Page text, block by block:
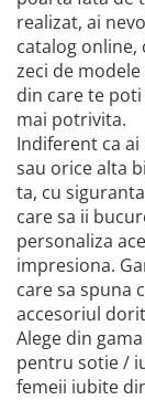
realizat, ai
catalog online,
zeci de
din care te
mai potrivita.
Indiferent ca
sau orice alta
ta, cu
care sa ii
personaliza
impresiona.
care sa spuna
accesoriul
Alege din
pentru sotie /
femeii iubite